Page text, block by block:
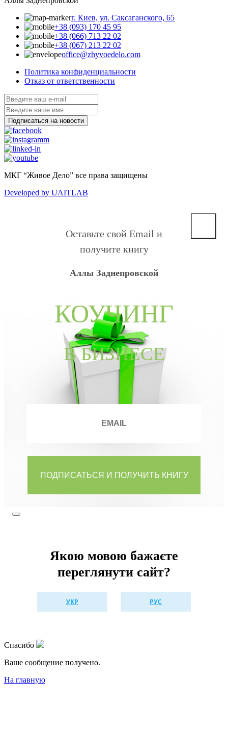
г. Киев, ул. Саксаганского, 65
+38 (093) 170 45 95
+38 (066) 713 22 02
+38 (067) 213 22 02
office@zhyvoedelo.com
Политика конфиденциальности
Отказ от ответственности
МКГ “Живое Дело” все права защищены
Developed by UAITLAB
Оставьте свой Email и
получите книгу
Аллы Заднепровской
КОУЧИНГ
В БИЗНЕСЕ
Якою мовою бажаєте
переглянути сайт?
УКР РУС
Спасибо
Ваше сообщениe получено.
На главную